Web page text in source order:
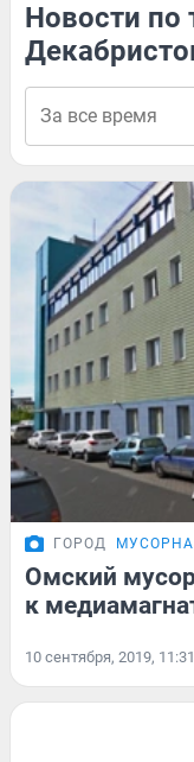
Новости по
ГОРОД
Омский
к
10 сентября, 2019, 11:31